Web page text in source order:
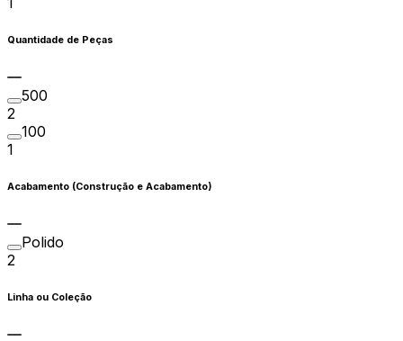
Quantidade de Peças
500
2
100
1
Acabamento (Construção e Acabamento)
Polido
2
Linha ou Coleção